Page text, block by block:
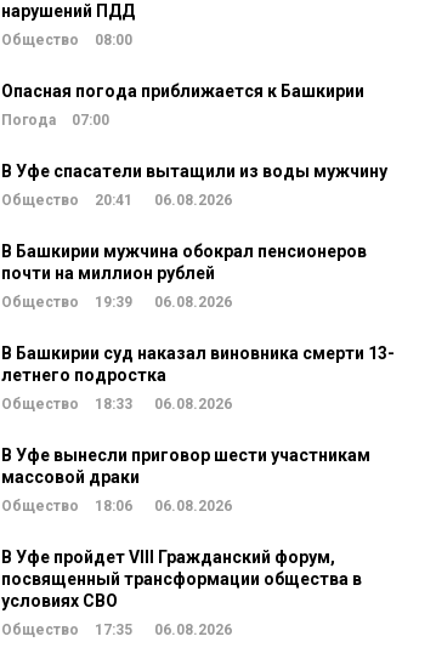
нарушений ПДД
Общество 08:00
Опасная погода приближается к Башкирии
Погода 07:00
В Уфе спасатели вытащили из воды мужчину
Общество 20:41 06.08.2026
В Башкирии мужчина обокрал пенсионеров
почти на миллион рублей
Общество 19:39 06.08.2026
В Башкирии суд наказал виновника смерти 13-
летнего подростка
Общество 18:33 06.08.2026
В Уфе вынесли приговор шести участникам
массовой драки
Общество 18:06 06.08.2026
В Уфе пройдет VIII Гражданский форум,
посвященный трансформации общества в
условиях СВО
Общество 17:35 06.08.2026